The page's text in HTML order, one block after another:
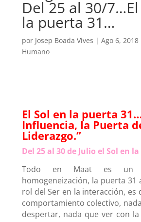
Del 25 al 30/
la puerta 31…
por Josep Boada Vives | Ago 6, 2018
Humano
El Sol en la puerta
Influencia, la Puerta
Liderazgo.”
Del 25 al 30 de Julio el Sol en
Todo en Maat es un
homogeneización, la puerta 31
rol del Ser en la interacción, es
comportamiento colectivo,
despertar, nada que ver con